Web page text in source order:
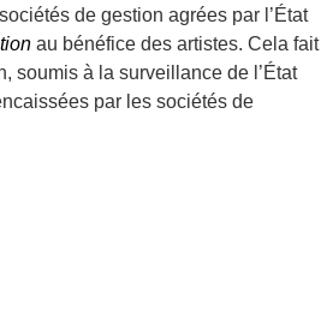
de gestion agrées par l’État
au bénéfice des artistes. Cela fait
soumis à la surveillance de l’État
par les sociétés de